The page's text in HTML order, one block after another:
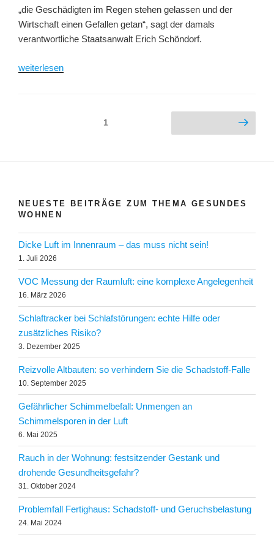
„die Geschädigten im Regen stehen gelassen und der
Wirtschaft einen Gefallen getan“, sagt der damals
verantwortliche Staatsanwalt Erich Schöndorf.
„Holzschutzmittel:
gesundheitsgeschädigte
weiterlesen
Seitennummerierung
1 Nächste Seite
NEUESTE BEITRÄGE ZUM THEMA GESUNDES
WOHNEN
Dicke Luft im Innenraum – das muss nicht sein!
1. Juli 2026
VOC Messung der Raumluft: eine komplexe Angelegenheit
16. März 2026
Schlaftracker bei Schlafstörungen: echte Hilfe oder
zusätzliches Risiko?
3. Dezember 2025
Reizvolle Altbauten: so verhindern Sie die Schadstoff-Falle
10. September 2025
Gefährlicher Schimmelbefall: Unmengen an
Schimmelsporen in der Luft
6. Mai 2025
Rauch in der Wohnung: festsitzender Gestank und
drohende Gesundheitsgefahr?
31. Oktober 2024
Problemfall Fertighaus: Schadstoff- und Geruchsbelastung
24. Mai 2024